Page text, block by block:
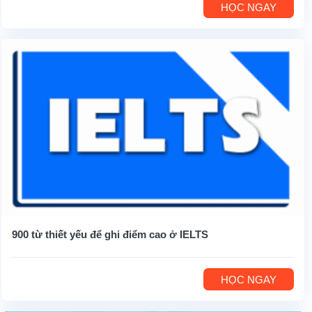
HỌC NGAY
900 từ thiết yếu để ghi điểm cao ở IELTS
HỌC NGAY